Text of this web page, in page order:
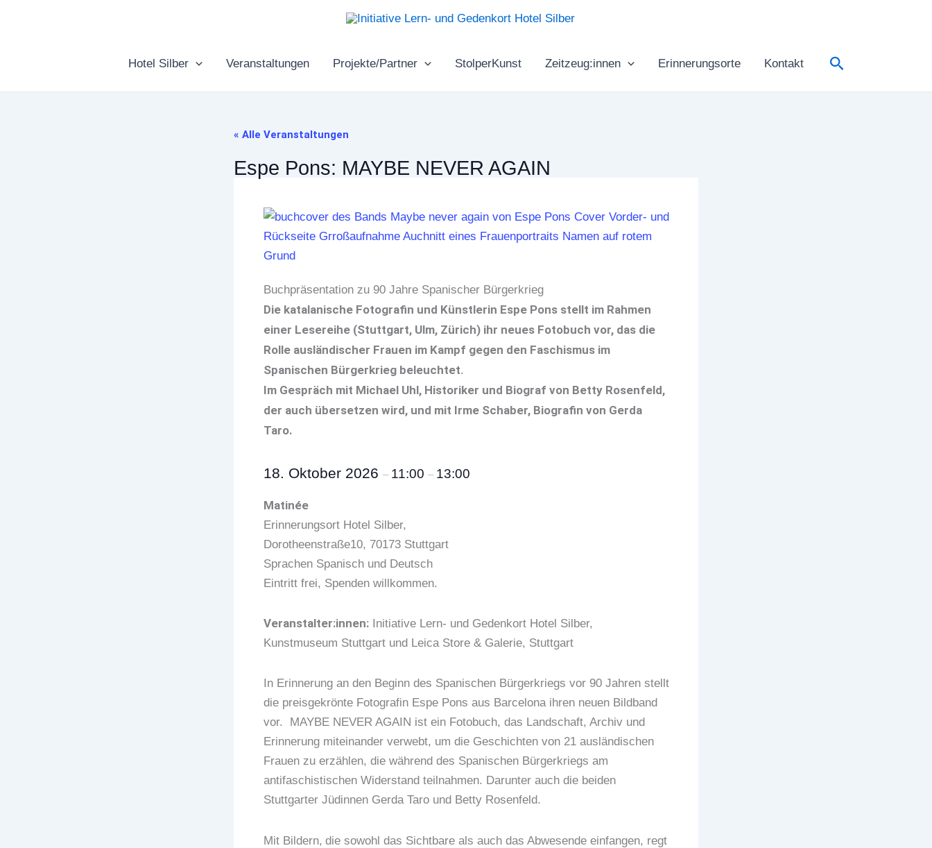
Hotel Silber
Veranstaltungen Projekte/Partner StolperKunst Zeitzeug:innen Erinnerungsorte Kontakt Suchen
« Alle Veranstaltungen
Espe Pons: MAYBE NEVER AGAIN
Buchpräsentation zu 90 Jahre Spanischer Bürgerkrieg
Die katalanische Fotografin und Künstlerin Espe Pons stellt im Rahmen
einer Lesereihe (Stuttgart, Ulm, Zürich) ihr neues Fotobuch vor, das die
Rolle ausländischer Frauen im Kampf gegen den Faschismus im
Spanischen Bürgerkrieg beleuchtet.
Im Gespräch mit Michael Uhl, Historiker und Biograf von Betty Rosenfeld,
der auch übersetzen wird, und mit Irme Schaber, Biografin von Gerda
Taro.
18. Oktober 2026 – 11:00 – 13:00
Matinée
Erinnerungsort Hotel Silber,
Dorotheenstraße10, 70173 Stuttgart
Sprachen Spanisch und Deutsch
Eintritt frei, Spenden willkommen.
Veranstalter:innen:Initiative Lern- und Gedenkort Hotel Silber,
Kunstmuseum Stuttgart und Leica Store & Galerie, Stuttgart
In Erinnerung an den Beginn des Spanischen Bürgerkriegs vor 90 Jahren stellt
die preisgekrönte Fotografin Espe Pons aus Barcelona ihren neuen Bildband
vor. MAYBE NEVER AGAIN ist ein Fotobuch, das Landschaft, Archiv und
Erinnerung miteinander verwebt, um die Geschichten von 21 ausländischen
Frauen zu erzählen, die während des Spanischen Bürgerkriegs am
antifaschistischen Widerstand teilnahmen. Darunter auch die beiden
Stuttgarter Jüdinnen Gerda Taro und Betty Rosenfeld.
Mit Bildern, die sowohl das Sichtbare als auch das Abwesende einfangen, regt